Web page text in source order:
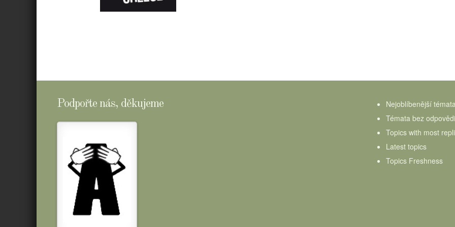
Podpořte nás, děkujeme
Nejoblíbenější
Témata bez odpovědi
Topics with most
Latest topics
Topics Freshness